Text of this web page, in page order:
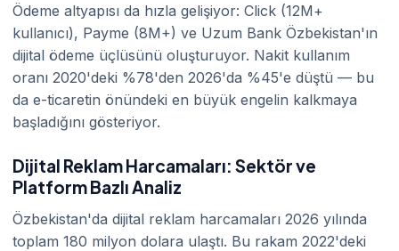
Ödeme altyapısı da hızla gelişiyor: Click (12M+
kullanıcı), Payme (8M+) ve Uzum Bank Özbekistan'ın
dijital ödeme üçlüsünü oluşturuyor. Nakit kullanım
oranı 2020'deki %78'den 2026'da %45'e düştü — bu
da e-ticaretin önündeki en büyük engelin kalkmaya
başladığını gösteriyor.
Dijital Reklam Harcamaları: Sektör ve
Platform Bazlı Analiz
Özbekistan'da dijital reklam harcamaları 2026 yılında
toplam 180 milyon dolara ulaştı. Bu rakam 2022'deki